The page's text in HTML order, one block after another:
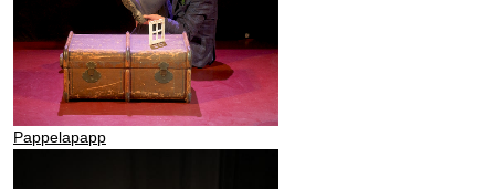
Pappelapapp